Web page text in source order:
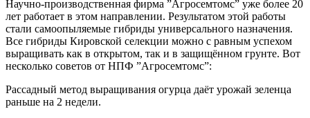
Научно-производственная фирма ”Агросемтомс” уже более 20
лет работает в этом направлении. Результатом этой работы
стали самоопыляемые гибриды универсального назначения.
Все гибриды Кировской селекции можно с равным успехом
выращивать как в открытом, так и в защищённом грунте. Вот
несколько советов от НПФ ”Агросемтомс”:
Рассадный метод выращивания огурца даёт урожай зеленца
раньше на 2 недели.